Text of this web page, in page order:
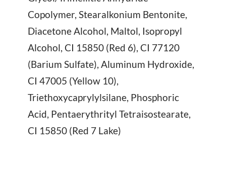
Copolymer, Stearalkonium Bentonite,
Diacetone Alcohol, Maltol, Isopropyl
Alcohol, CI 15850 (Red 6), CI 77120
(Barium Sulfate), Aluminum Hydroxide,
CI 47005 (Yellow 10),
Triethoxycaprylylsilane, Phosphoric
Acid, Pentaerythrityl Tetraisostearate,
CI 15850 (Red 7 Lake)